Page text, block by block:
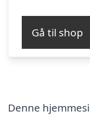
Gå til shop
Denne